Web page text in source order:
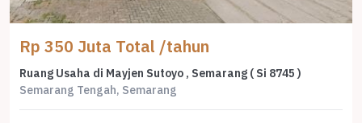
Rp 350 Juta Total /tahun
Ruang Usaha di Mayjen Sutoyo , Semarang ( Si 8745 )
Semarang Tengah, Semarang